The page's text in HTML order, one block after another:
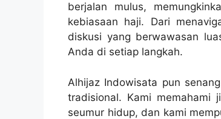
berjalan mulus,
kebiasaan haji. Dari
diskusi yang berwawasan
Anda di setiap langkah.
Alhijaz Indowisata pun
tradisional. Kami memahami
seumur hidup, dan kami